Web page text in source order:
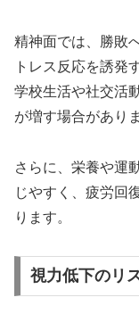
精神面では、勝敗
トレス反応を誘発
学校生活や社交活
が増す場合があり
さらに、栄養や運
じやすく、疲労回
ります。
視力低下のリ